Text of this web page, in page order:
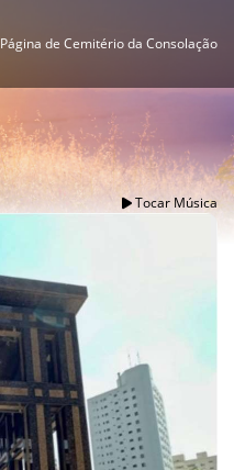
Página de Cemitério da Consolação
Tocar Música